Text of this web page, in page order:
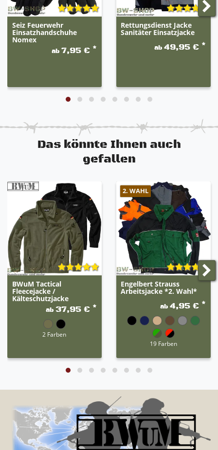
Seiz Feuerwehr
Einsatzhandschuhe
Nomex
ab7,95 € *
Rettungsdienst Jacke
Sanitäter Einsatzjacke
ab 49,95 € *
Das könnte Ihnen auch
gefallen
BWuM Tactical
Fleecejacke /
Kälteschutzjacke
ab37,95 € *
2 Farben
2. WAHL
Engelbert Strauss
Arbeitsjacke *2. Wahl*
ab 4,95 € *
19 Farben